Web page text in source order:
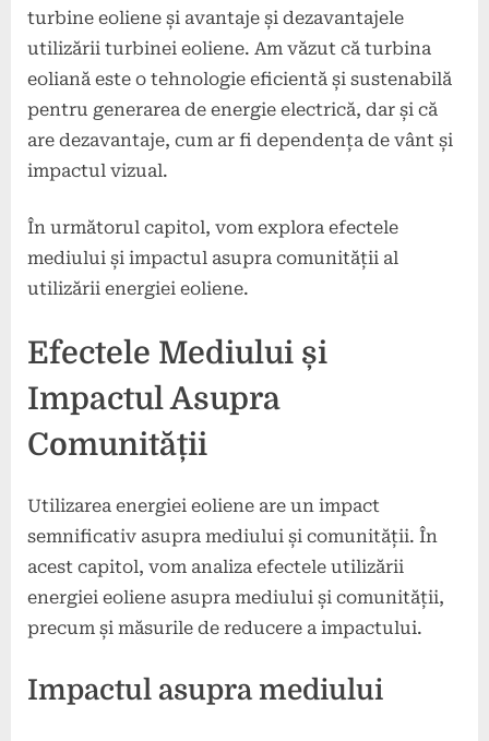
turbine eoliene și avantaje și dezavantajele
utilizării turbinei eoliene. Am văzut că turbina
eoliană este o tehnologie eficientă și sustenabilă
pentru generarea de energie electrică, dar și că
are dezavantaje, cum ar fi dependența de vânt și
impactul vizual.
În următorul capitol, vom explora efectele
mediului și impactul asupra comunității al
utilizării energiei eoliene.
Efectele Mediului și
Impactul Asupra
Comunității
Utilizarea energiei eoliene are un impact
semnificativ asupra mediului și comunității. În
acest capitol, vom analiza efectele utilizării
energiei eoliene asupra mediului și comunității,
precum și măsurile de reducere a impactului.
Impactul asupra mediului